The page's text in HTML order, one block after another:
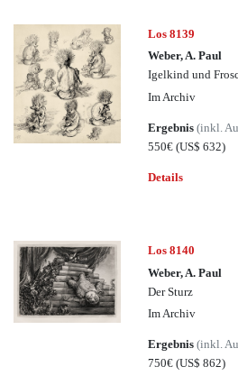
Los 8139
Weber, A. Paul
Igelkind und
Im Archiv
Ergebnis(inkl.
550€(US$ 632)
Details
Los 8140
Weber, A. Paul
Der Sturz
Im Archiv
Ergebnis(inkl.
750€(US$ 862)